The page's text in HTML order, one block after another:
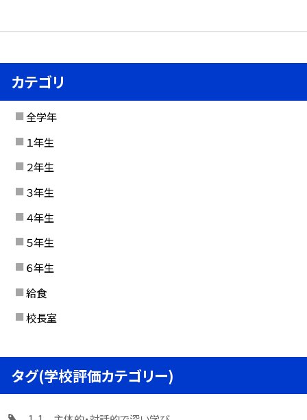
カテゴリ
全学年
１年生
２年生
３年生
４年生
５年生
６年生
給食
校長室
タグ(学校評価カテゴリー)